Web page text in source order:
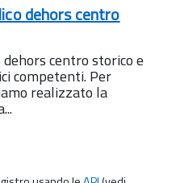
dehors centro
centro storico e
competenti. Per
realizzato la